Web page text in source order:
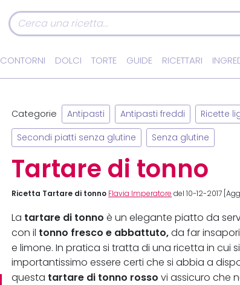
CONTORNI DOLCI TORTE GUIDE RICETTARI
Categorie Antipasti Antipasti freddi Ricette
Secondi piatti senza glutine Senza glutine
Tartare di tonno
Ricetta Tartare di tonno Flavia Imperatore del 10-12-2017
La tartare di tonno è un elegante piatto da
con il tonno fresco e abbattuto, da far
e limone. In pratica si tratta di una ricetta in cui si
importantissimo essere certi che si abbia a
questa tartare di tonno rosso vi assicuro che